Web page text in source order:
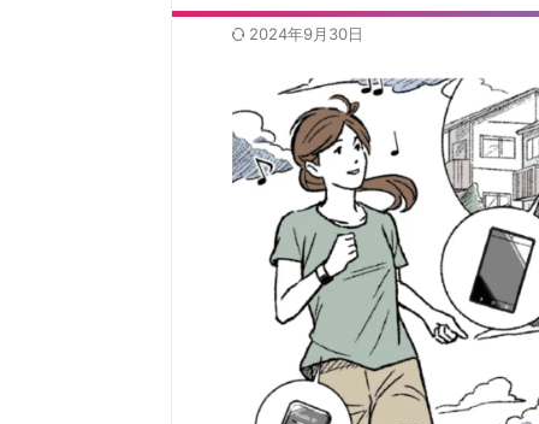
2024年9月30日